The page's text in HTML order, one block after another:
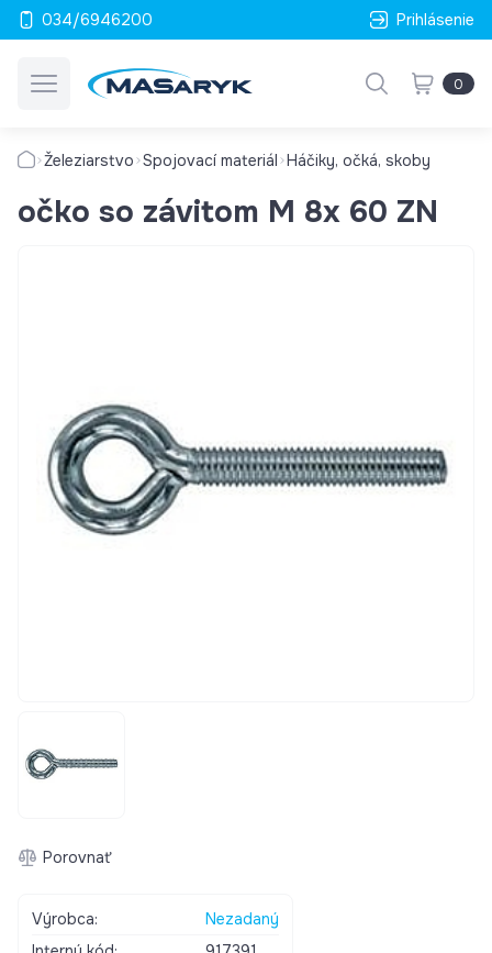
034/6946200 Prihlásenie
0
Železiarstvo Spojovací materiál Háčiky, očká, skoby
očko so závitom M 8x 60 ZN
Porovnať
Výrobca:
Nezadaný